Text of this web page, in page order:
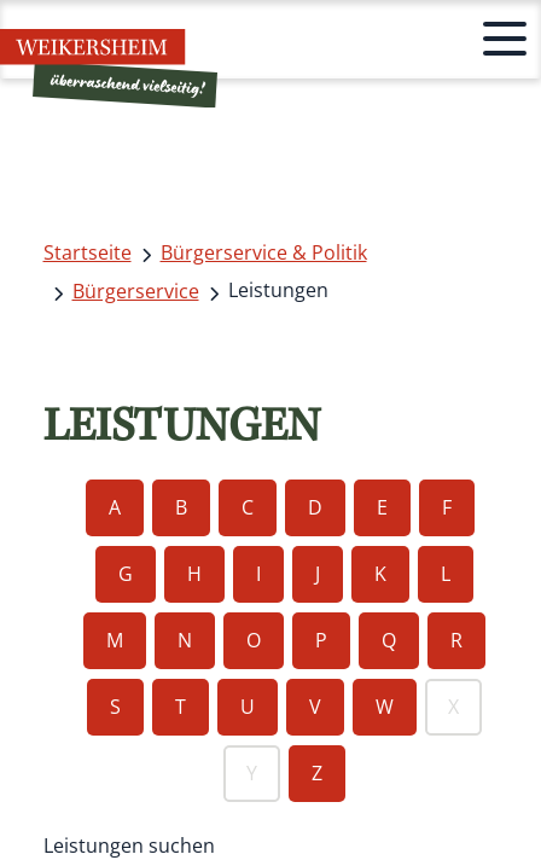
Startseite
Bürgerservice & Politik
Bürgerservice
Leistungen
LEISTUNGEN
A B C D E F
G H I J K L
M N O P Q R
S T U V W X
Y Z
Leistungen suchen